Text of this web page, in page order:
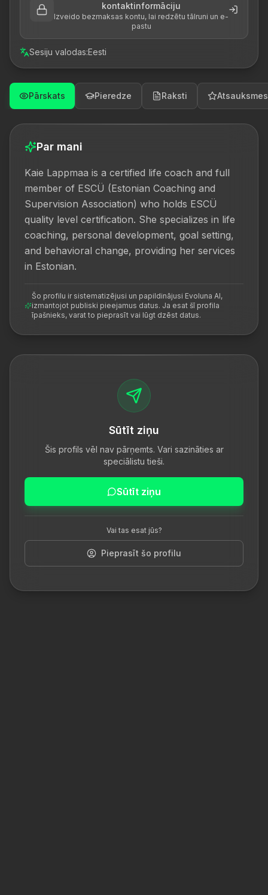
kontaktinformāciju
Izveido bezmaksas kontu, lai redzētu tālruni un e-
pastu
Sesiju valodas:Eesti
Pārskats Pieredze Raksti Atsauksmes
Par mani
Kaie Lappmaa is a certified life coach and full
member of ESCÜ (Estonian Coaching and
Supervision Association) who holds ESCÜ
quality level certification. She specializes in life
coaching, personal development, goal setting,
and behavioral change, providing her services
in Estonian.
Šo profilu ir sistematizējusi un papildinājusi Evoluna AI,
izmantojot publiski pieejamus datus. Ja esat šī profila
īpašnieks, varat to pieprasīt vai lūgt dzēst datus.
Sūtīt ziņu
Šis profils vēl nav pārņemts. Vari sazināties ar
speciālistu tieši.
Sūtīt ziņu
Vai tas esat jūs?
Pieprasīt šo profilu